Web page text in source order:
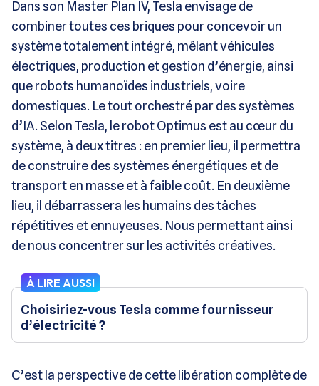
Dans son Master Plan IV, Tesla envisage de
combiner toutes ces briques pour concevoir un
système totalement intégré, mêlant véhicules
électriques, production et gestion d’énergie, ainsi
que robots humanoïdes industriels, voire
domestiques. Le tout orchestré par des systèmes
d’IA. Selon Tesla, le robot Optimus est au cœur du
système, à deux titres : en premier lieu, il permettra
de construire des systèmes énergétiques et de
transport en masse et à faible coût. En deuxième
lieu, il débarrassera les humains des tâches
répétitives et ennuyeuses. Nous permettant ainsi
de nous concentrer sur les activités créatives.
À LIRE AUSSI
Choisiriez-vous Tesla comme fournisseur
d’électricité ?
C’est la perspective de cette libération complète de